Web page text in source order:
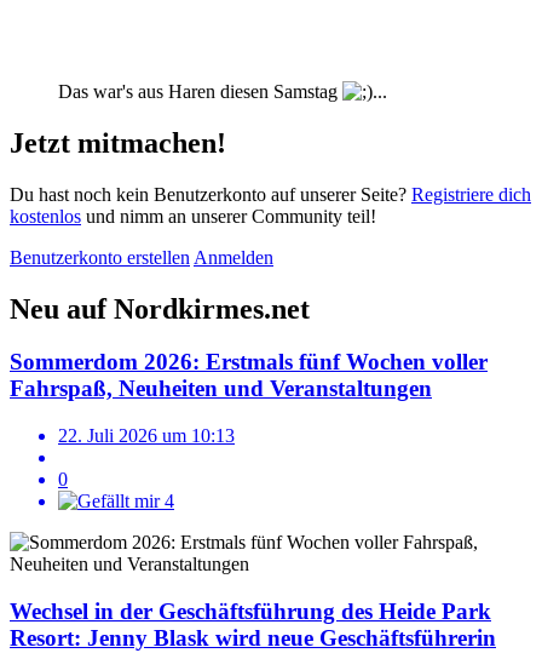
Das war's aus Haren diesen Samstag ...
Jetzt mitmachen!
Du hast noch kein Benutzerkonto auf unserer Seite? Registriere dich
kostenlos und nimm an unserer Community teil!
Benutzerkonto erstellen Anmelden
Neu auf Nordkirmes.net
Sommerdom 2026: Erstmals fünf Wochen voller
Fahrspaß, Neuheiten und Veranstaltungen
22. Juli 2026 um 10:13
0
4
Wechsel in der Geschäftsführung des Heide Park
Resort: Jenny Blask wird neue Geschäftsführerin